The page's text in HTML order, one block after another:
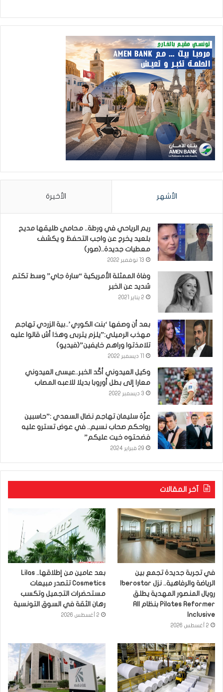
الأشهر الأخيرة
ريم الرياحي في ورطة.. محامي طليقها مديح
بلعيد يخرج عن واجب التحفظ و يكشف
معطيات جديدة..(صور)
13 نوفمبر 2022
وفاة الممثلة الأمريكية “سارة جاي” وسط تكتم
شديد عن الخبر
2 يناير 2021
بعد أن وصفها ‘بنت الكوري’..بية الزردي تهاجم
مهذب الرميلي:”يلزم يتربى وهذا أش قالوا عليه
تلامذتوا وراهم خايفين”(فيديو)
وكيل العيدوني أكّد الخبر..عيسى العيدوني
معارا إلى بطل أوروبا بديلا للاعبه المصاب
3 ديسمبر 2022
عزّة سليمان تهاجم نضال السعدي :”حاسبين
رواحكم صحاب نسيم.. في عوض تسترو عليه
فضحتوه خيت عليكم”
29 فبراير 2024
آخر المقالات
في تجربة جديدة تجمع بين
رويال المنصور المهدية يطلق
Pilates Reformer بنظام All
Inclusive
2 أغسطس 2026
بعد عامين من إطلاقها.. Lilas
Cosmetics تتصدر مبيعات
مستحضرات التجميل وتكسب
رهان الثقة في السوق التونسية
2 أغسطس 2026